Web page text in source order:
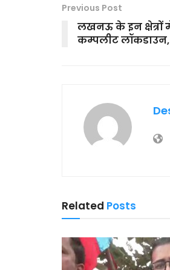
Previous Post
लखनऊ के इन क्षेत्रों
कम्पलीट लॉकडाउन,
Related Posts